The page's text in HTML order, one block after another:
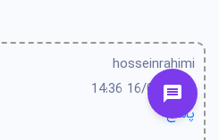
hosseinrahimi
16/04/2024 14:36
پاسخ